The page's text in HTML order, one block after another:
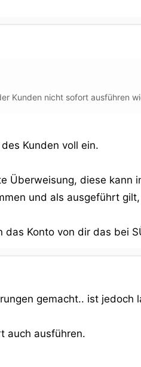
Kunden nicht sofort ausführen
Kunden voll ein.
Überweisung, diese kann
und als ausgeführt
Konto von dir das bei
gemacht.. ist
auch ausführen.